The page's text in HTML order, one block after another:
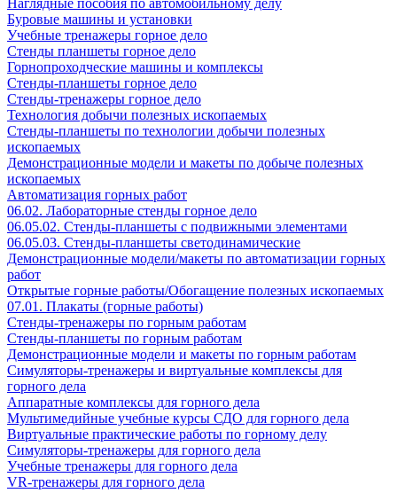
Наглядные пособия по автомобильному делу
Буровые машины и установки
Учебные тренажеры горное дело
Стенды планшеты горное дело
Горнопроходческие машины и комплексы
Стенды-планшеты горное дело
Стенды-тренажеры горное дело
Технология добычи полезных ископаемых
Стенды-планшеты по технологии добычи полезных
ископаемых
Демонстрационные модели и макеты по добыче полезных
ископаемых
Автоматизация горных работ
06.02. Лабораторные стенды горное дело
06.05.02. Стенды-планшеты с подвижными элементами
06.05.03. Стенды-планшеты светодинамические
Демонстрационные модели/макеты по автоматизации горных
работ
Открытые горные работы/Обогащение полезных ископаемых
07.01. Плакаты (горные работы)
Стенды-тренажеры по горным работам
Стенды-планшеты по горным работам
Демонстрационные модели и макеты по горным работам
Симуляторы-тренажеры и виртуальные комплексы для
горного дела
Аппаратные комплексы для горного дела
Мультимедийные учебные курсы СДО для горного дела
Виртуальные практические работы по горному делу
Симуляторы-тренажеры для горного дела
Учебные тренажеры для горного дела
VR-тренажеры для горного дела